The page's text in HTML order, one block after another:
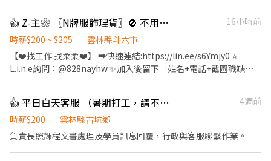
👍 Z-主❀ 〖N牌服飾理貨〗🚫 不用推銷🚫 不用面對奧客 📅 月排休👚輕鬆好上手
16小時前
時薪$200 ~ $205
雲林縣斗六市
【❤️找工作 找柔柔❤️】 ➡️快速連結:https://lin.ee/s6Ymjy0 ⭐️
L.i.n.e詢問：@828nayhw ✨加入後留下「姓名+電話+截圖職缺
免學歷 ➪無經驗可 —————————————————— 《 工作地點》
◾雲林縣莿桐鄉大美路 《 工作時間&時薪》 ➡️日班：08:30-17:30
(偶爾配合貨量加班) ➡️月排休 ⭐️時薪:200元 ✨ 平均薪資35K-47K(含
👍 平日白天客服 （暑期打工，請不要投）
4週前
時薪$200
雲林縣古坑鄉
負責長照課程文書處理及學員訊息回覆，行政與客服聯繫作業。